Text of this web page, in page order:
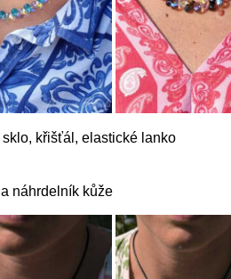
sklo, křišťál, elastické lanko
náhrdelník kůže